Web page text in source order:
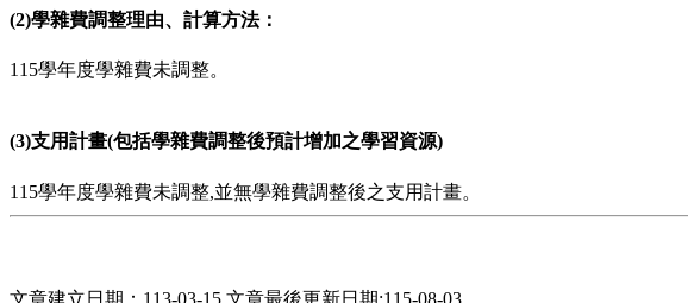
(2)學雜費調整理由、計算方法：
115學年度學雜費未調整。
(3)支用計畫(包括學雜費調整後預計增加之學習資源)
115學年度學雜費未調整,並無學雜費調整後之支用計畫。
文章建立日期：113-03-15 文章最後更新日期:115-08-03